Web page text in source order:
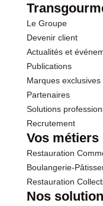
Le Groupe
Devenir client
Actualités et
Publications
Marques exclusives
Partenaires
Solutions
Recrutement
Vos métiers
Restauration
Boulangerie-
Restauration
Nos